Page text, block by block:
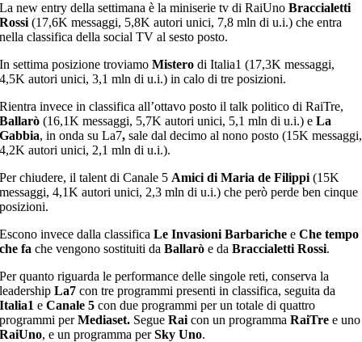
La new entry della settimana è la miniserie tv di RaiUnoBraccialetti
Rossi (17,6K messaggi, 5,8K autori unici, 7,8 mln di u.i.) che entra
nella classifica della social TV al sesto posto.
In settima posizione troviamoMistero di Italia1 (17,3K messaggi,
4,5K autori unici, 3,1 mln di u.i.) in calo di tre posizioni.
Rientra invece in classifica all’ottavo posto il talk politico di RaiTre,
Ballarò (16,1K messaggi, 5,7K autori unici, 5,1 mln di u.i.) eLa
Gabbia, in onda su La7,sale dal decimo al nono posto (15K messaggi,
4,2K autori unici, 2,1 mln di u.i.).
Per chiudere, il talent di Canale 5 Amici di Maria de Filippi (15K
messaggi, 4,1K autori unici, 2,3 mln di u.i.) che però perde ben cinque
posizioni.
Escono invece dalla classificaLe Invasioni Barbariche eChe tempo
che fa che vengono sostituiti daBallarò e daBraccialetti Rossi.
Per quanto riguarda le performance delle singole reti, conserva la
leadershipLa7 con tre programmi presenti in classifica, seguita da
Italia1 eCanale 5 con due programmi per un totale di quattro
programmi perMediaset. SegueRai con un programmaRaiTre e uno
RaiUno, e un programma perSky Uno.